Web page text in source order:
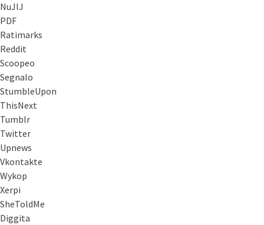
NuJIJ
PDF
Ratimarks
Reddit
Scoopeo
Segnalo
StumbleUpon
ThisNext
Tumblr
Twitter
Upnews
Vkontakte
Wykop
Xerpi
SheToldMe
Diggita